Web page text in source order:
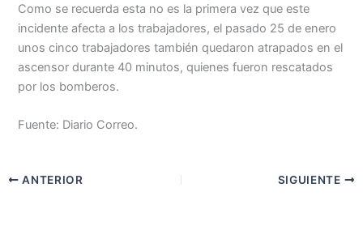
Como se recuerda esta no es la primera vez que este
incidente afecta a los trabajadores, el pasado 25 de enero
unos cinco trabajadores también quedaron atrapados en el
ascensor durante 40 minutos, quienes fueron rescatados
por los bomberos.
Fuente: Diario Correo.
ANTERIOR SIGUIENTE